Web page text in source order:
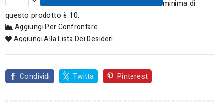
minima di
questo prodotto è 10.
Aggiungi Per Confrontare
Aggiungi Alla Lista Dei Desideri
Condividi Twitta Pinterest